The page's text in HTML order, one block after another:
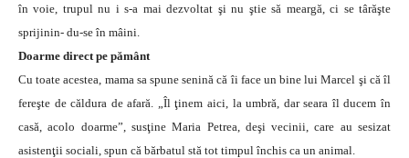
în voie, trupul nu i s-a mai dezvoltat şi nu ştie să meargă, ci se târăşte
sprijinin- du-se în mâini.
Doarme direct pe pământ
Cu toate acestea, mama sa spune senină că îi face un bine lui Marcel şi că îl
fereşte de căldura de afară. „Îl ţinem aici, la umbră, dar seara îl ducem în
casă, acolo doarme”, susţine Maria Petrea, deşi vecinii, care au sesizat
asistenţii sociali, spun că bărbatul stă tot timpul închis ca un animal.